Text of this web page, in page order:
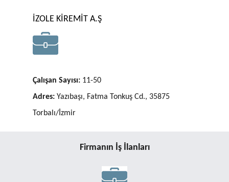
İZOLE KİREMİT A.Ş
Çalışan Sayısı: 11-50
Adres: Yazıbaşı, Fatma Tonkuş Cd., 35875
Torbalı/İzmir
Firmanın İş İlanları